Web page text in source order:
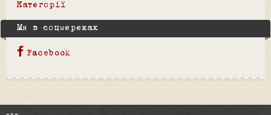
Категорії
Ми в соцмережах
Facebook